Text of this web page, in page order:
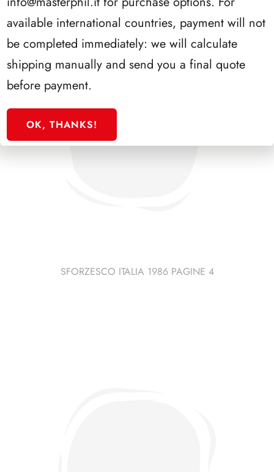
SFORZESCO ITALIA 1986 PAGINE 4
available international countries, payment will not
be completed immediately: we will calculate
shipping manually and send you a final quote
before payment.
OK, THANKS!